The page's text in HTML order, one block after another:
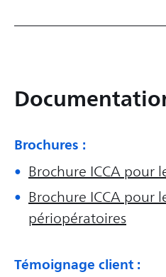
Brochures :
Brochure ICCA pour
Brochure ICCA pour
périopératoires
Témoignage client :